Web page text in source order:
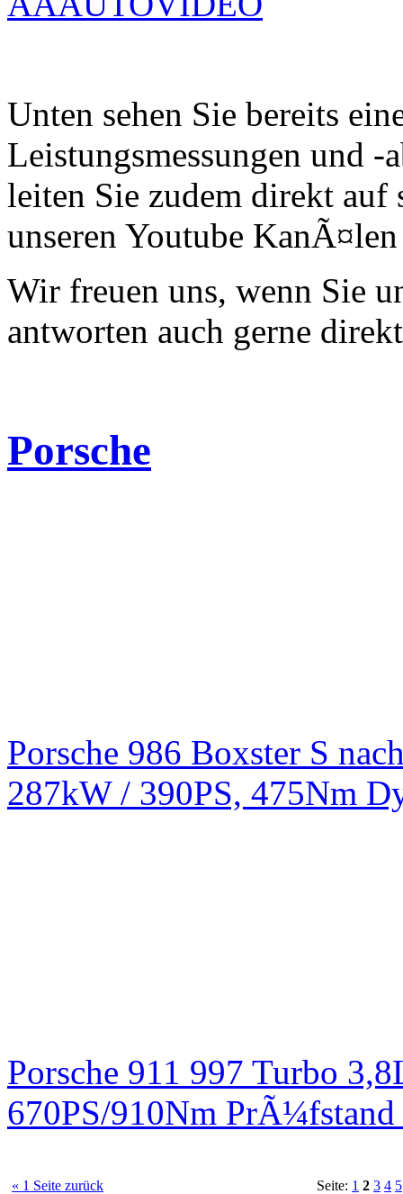
Unten sehen Sie bereits
Leistungsmessungen und -
leiten Sie zudem direkt auf
unseren Youtube
Wir freuen uns, wenn Sie
antworten auch gerne
Porsche
Porsche 986 Boxster S
287kW / 390PS, 475Nm
Porsche 911 997 Turbo
670PS/910Nm PrÃ¼fstand
« 1 Seite zurück Seite: 1 2 3 4 5